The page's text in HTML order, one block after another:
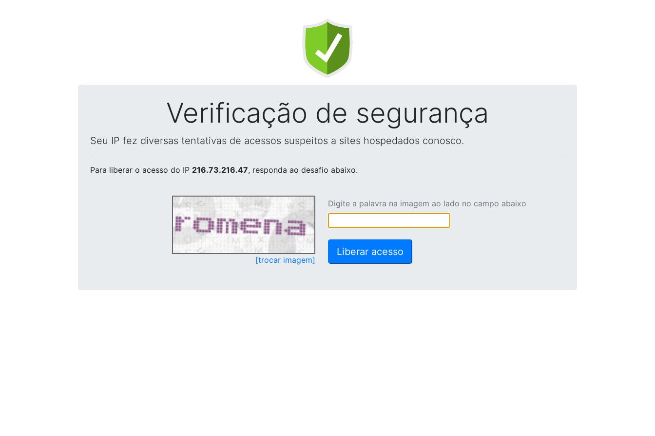
Verificação de segurança
Seu IP fez diversas tentativas de acessos suspeitos a sites hospedados conosco.
Para liberar o acesso do IP 216.73.216.47, responda ao desafio abaixo.
[trocar imagem]
Digite a palavra na imagem ao lado no campo abaixo